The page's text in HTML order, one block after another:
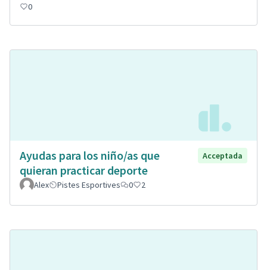
0
Ayudas para los niño/as que
quieran practicar deporte
Acceptada
Alex Pistes Esportives 0 2